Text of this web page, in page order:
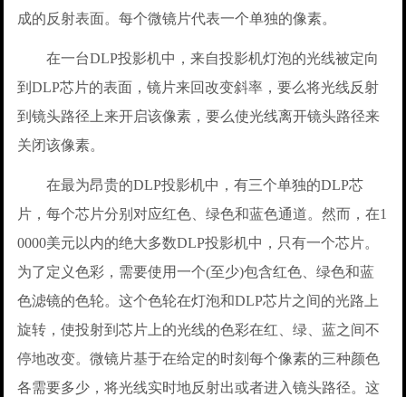
成的反射表面。每个微镜片代表一个单独的像素。
在一台DLP投影机中，来自投影机灯泡的光线被定向
到DLP芯片的表面，镜片来回改变斜率，要么将光线反射
到镜头路径上来开启该像素，要么使光线离开镜头路径来
关闭该像素。
在最为昂贵的DLP投影机中，有三个单独的DLP芯
片，每个芯片分别对应红色、绿色和蓝色通道。然而，在1
0000美元以内的绝大多数DLP投影机中，只有一个芯片。
为了定义色彩，需要使用一个(至少)包含红色、绿色和蓝
色滤镜的色轮。这个色轮在灯泡和DLP芯片之间的光路上
旋转，使投射到芯片上的光线的色彩在红、绿、蓝之间不
停地改变。微镜片基于在给定的时刻每个像素的三种颜色
各需要多少，将光线实时地反射出或者进入镜头路径。这